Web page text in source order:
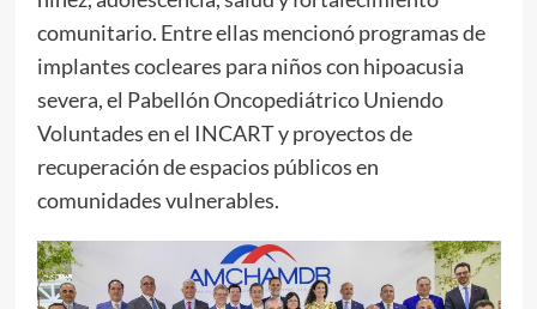
comunitario. Entre ellas mencionó programas de
implantes cocleares para niños con hipoacusia
severa, el Pabellón Oncopediátrico Uniendo
Voluntades en el INCART y proyectos de
recuperación de espacios públicos en
comunidades vulnerables.